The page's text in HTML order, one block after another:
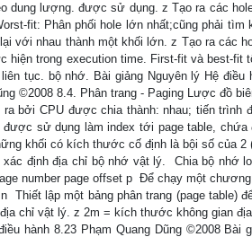
lượng. được sử dụng. z Tạo ra các hole
fit: Phân phối hole lớn nhất;cũng phải
với nhau thành một khối lớn. z Tạo ra các
trong execution time. First-fit và best-fit
tục. bộ nhớ. Bài giảng Nguyên lý Hệ điều
©2008 8.4. Phân trang - Paging Lược đồ
bởi CPU được chia thành: nhau; tiến trình
sử dụng làm index tới page table,
khối có kích thước cố định là bội số của
định địa chỉ bộ nhớ vật lý.  Chia bộ nhớ
number page offset p  Để chạy một
Thiết lập một bảng phân trang (page table)
chỉ vật lý. z 2m = kích thước không gian địa
hành 8.23 Phạm Quang Dũng ©2008 Bài